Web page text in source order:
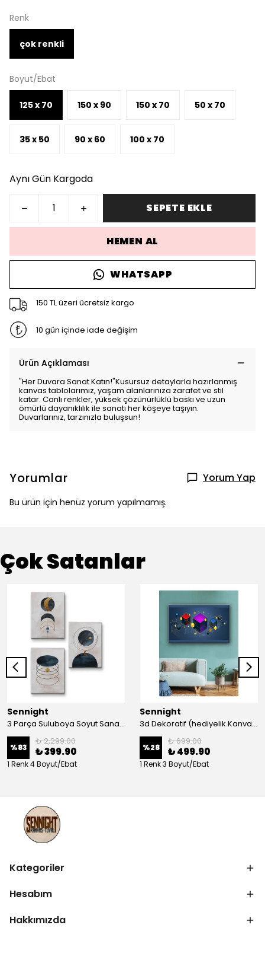
Renk
çok renkli
Boyut/Ebat
125 x 70 150 x 90 150 x 70 50 x 70
35 x 50 90 x 60 100 x 70
Aynı Gün Kargoda
SEPETE EKLE
HEMEN AL
WHATSAPP
150 TL üzeri ücretsiz kargo
10 gün içinde iade değişim
Ürün Açıklaması
"Her Duvara Sanat Katın!"Kusursuz detaylarla hazırlanmış
kanvas tablolarımız, yaşam alanlarınıza zarafet ve stil
katar. Canlı renkler, yüksek çözünürlüklü baskı ve uzun
ömürlü dayanıklılık ile sanatı her köşeye taşıyın.
Duvarlarınız, tarzınızla buluşsun!
Yorumlar Yorum Yap
Bu ürün için henüz yorum yapılmamış.
Çok Satanlar
Sennight
3 Parça Suluboya Soyut Sanat Koleksiyonu Dekoratif Kanvas Tablo
%83
₺ 2,299.00
₺ 399.90
1 Renk 4 Boyut/Ebat
Sennight
3d Dekoratif (hediyelik Kanvas Tablo)
%28
₺ 699.00
₺ 499.90
1 Renk 3 Boyut/Ebat
Kategoriler
Hesabım
Hakkımızda